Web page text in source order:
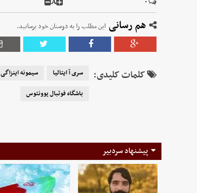
هم رسانی این مطلب را به دوستان خود برسانید.
کلمات کلیدی: سری آ ایتالیا سیمونه اینزاگی
باشگاه فوتبال یوونتوس
پیشنهاد سردبیر